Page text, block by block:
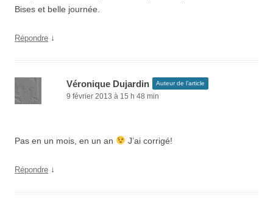
Bises et belle journée.
Répondre ↓
Véronique Dujardin Auteur de l’article
9 février 2013 à 15 h 48 min
Pas en un mois, en un an J’ai corrigé!
Répondre ↓